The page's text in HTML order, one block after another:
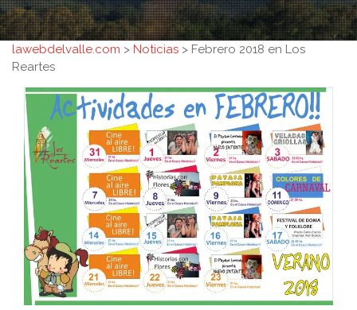
lawebdelvalle.com > Noticias > Febrero 2018 en Los
Reartes